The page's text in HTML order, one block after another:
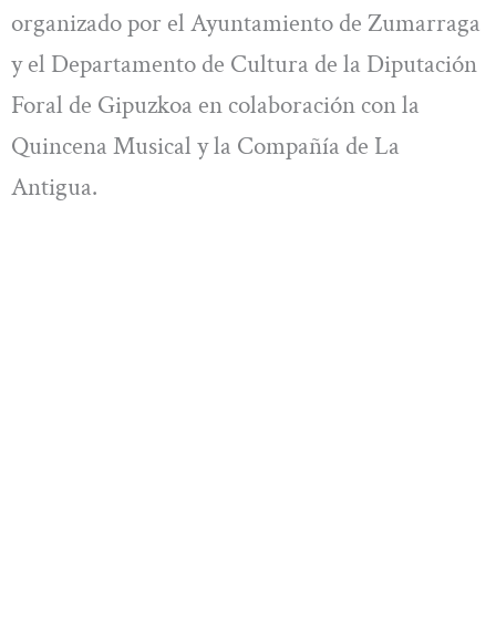
organizado por el Ayuntamiento de Zumarraga
y el Departamento de Cultura de la Diputación
Foral de Gipuzkoa en colaboración con la
Quincena Musical y la Compañía de La
Antigua.